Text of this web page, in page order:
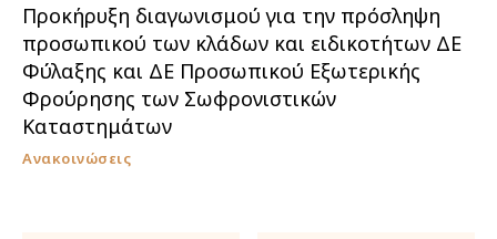
Προκήρυξη διαγωνισμού για την πρόσληψη
προσωπικού των κλάδων και ειδικοτήτων ΔΕ
Φύλαξης και ΔΕ Προσωπικού Εξωτερικής
Φρούρησης των Σωφρονιστικών
Καταστημάτων
Ανακοινώσεις